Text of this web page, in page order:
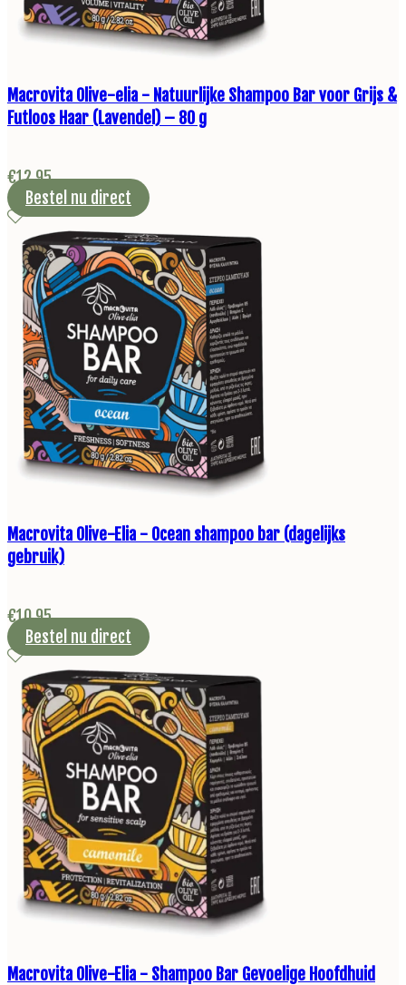
Macrovita Olive-elia - Natuurlijke Shampoo Bar voor Grijs &
Futloos Haar (Lavendel) – 80 g
€12,95
Bestel nu direct
Macrovita Olive-Elia - Ocean shampoo bar (dagelijks
gebruik)
€10,95
Bestel nu direct
Macrovita Olive-Elia - Shampoo Bar Gevoelige Hoofdhuid